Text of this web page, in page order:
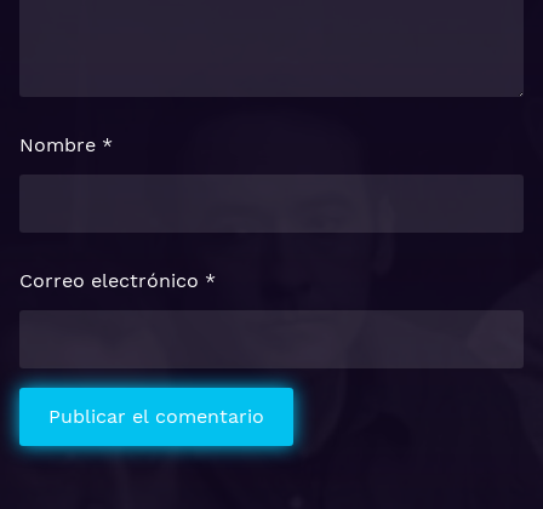
Nombre *
Correo electrónico *